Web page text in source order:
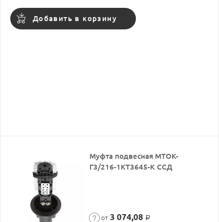
Добавить в корзину
Муфта подвесная МТОК-
Г3/216-1КТ3645-К ССД
от 3 074,08 Р